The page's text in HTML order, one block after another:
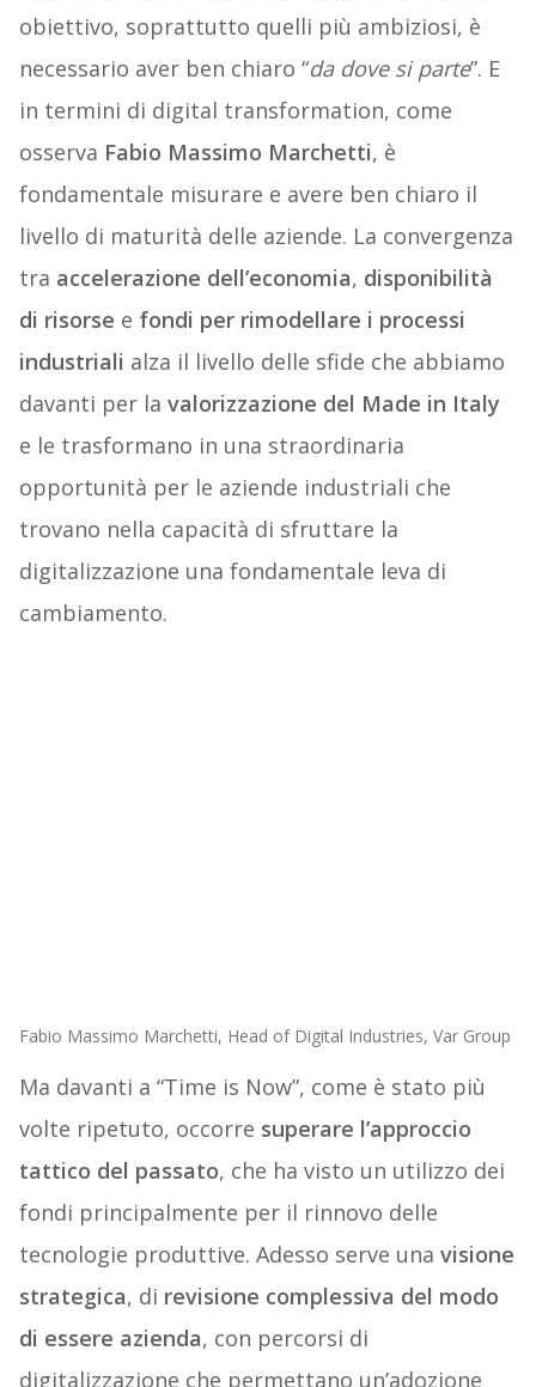
obiettivo, soprattutto quelli più ambiziosi, è
necessario aver ben chiaro “da dove si parte”. E
in termini di digital transformation, come
osserva Fabio Massimo Marchetti, è
fondamentale misurare e avere ben chiaro il
livello di maturità delle aziende. La convergenza
tra accelerazione dell’economia, disponibilità
di risorse e fondi per rimodellare i processi
industriali alza il livello delle sfide che abbiamo
davanti per la valorizzazione del Made in Italy
e le trasformano in una straordinaria
opportunità per le aziende industriali che
trovano nella capacità di sfruttare la
digitalizzazione una fondamentale leva di
cambiamento.
Fabio Massimo Marchetti, Head of Digital Industries, Var Group
Ma davanti a “Time is Now”, come è stato più
volte ripetuto, occorre superare l’approccio
tattico del passato, che ha visto un utilizzo dei
fondi principalmente per il rinnovo delle
tecnologie produttive. Adesso serve una visione
strategica, di revisione complessiva del modo
di essere azienda, con percorsi di
digitalizzazione che permettano un’adozione